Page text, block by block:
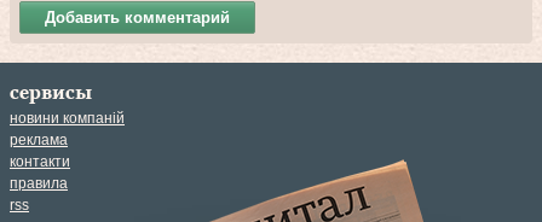
Добавить комментарий
сервисы
новини компаній
реклама
контакти
правила
rss